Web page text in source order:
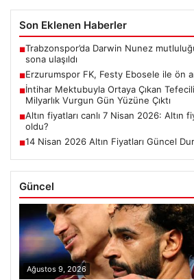
Son Eklenen Haberler
■Trabzonspor’da Darwin Nunez
sona ulaşıldı
■Erzurumspor FK, Festy Ebosele ile ön
■İntihar Mektubuyla Ortaya Çıkan
Milyarlık Vurgun Gün Yüzüne Çıktı
■Altın fiyatları canlı 7 Nisan 2026: Altın
oldu?
■14 Nisan 2026 Altın Fiyatları Güncel
Güncel
Ağustos 9, 2026